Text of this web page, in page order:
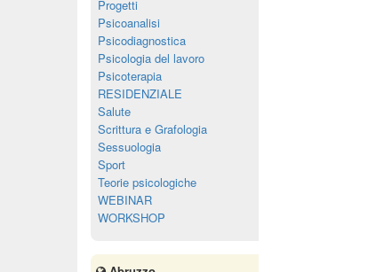
Progetti
Psicoanalisi
Psicodiagnostica
Psicologia del lavoro
Psicoterapia
RESIDENZIALE
Salute
Scrittura e Grafologia
Sessuologia
Sport
Teorie psicologiche
WEBINAR
WORKSHOP